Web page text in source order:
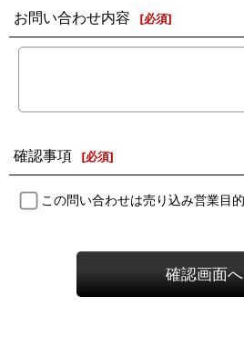
お問い合わせ内容 [必須]
確認事項 [必須]
この問い合わせは売り込み営業目
確認画面へ